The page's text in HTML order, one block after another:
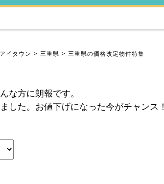
イタウン 三重県 三重県の価格改定物件特集
な方に朗報です。
した。お値下げになった今がチャンス！